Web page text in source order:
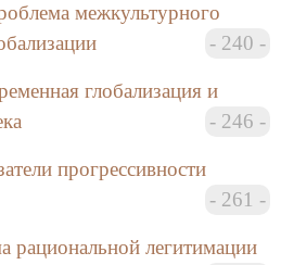
межкультурного
240
глобализация и
246
прогрессивности
261
рациональной легитимации